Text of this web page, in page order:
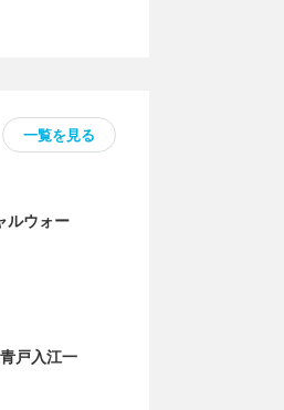
一覧を見る
ルウォー
戸入江一